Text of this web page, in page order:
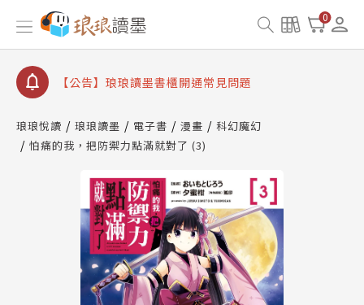
0
【公告】因 Readmoo 讀墨系統維護中，本站同步暫
停部分閱讀服務
【公告】琅琅讀墨數位閱讀資產合併與書櫃開通申請
【公告】琅琅讀墨書櫃開通常見問題
請圖文教學
【公告】琅琅書店服務升級重要說明及資產合併結果
查詢
停部分閱讀服務
琅琅悅讀 琅琅讀墨 電子書 漫畫
科幻魔幻
怕痛的我，把防禦力點滿就對了 (3)